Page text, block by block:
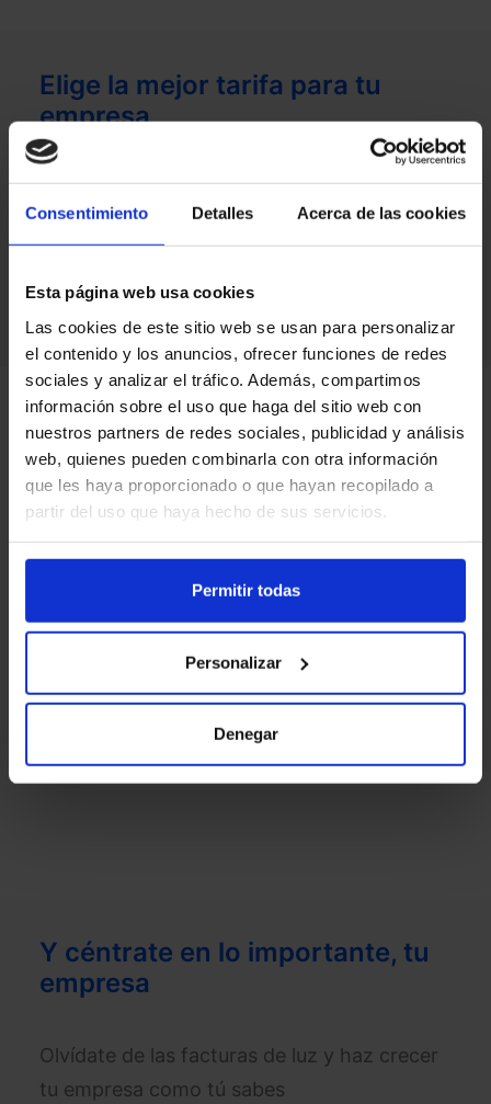
Consentimiento Detalles Acerca de las cookies
Esta página web usa cookies
Las cookies de este sitio web se usan para personalizar
el contenido y los anuncios, ofrecer funciones de redes
sociales y analizar el tráfico. Además, compartimos
información sobre el uso que haga del sitio web con
nuestros partners de redes sociales, publicidad y análisis
web, quienes pueden combinarla con otra información
que les haya proporcionado o que hayan recopilado a
partir del uso que haya hecho de sus servicios.
Permitir todas
Personalizar
Denegar
Elige la mejor tarifa para tu
empresa
Contrata de manera sencilla y disfruta de
las ventajas de Endesa
QUIERO AHORRAR
Y céntrate en lo importante, tu
empresa
Olvídate de las facturas de luz y haz crecer
tu empresa como tú sabes